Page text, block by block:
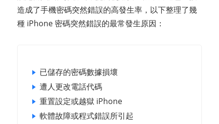
造成了手機密碼突然錯誤的高發生率，以下整理了幾
種 iPhone 密碼突然錯誤的最常發生原因：
已儲存的密碼數據損壞
遭人更改電話代碼
重置設定或越獄 iPhone
軟體故障或程式錯誤所引起